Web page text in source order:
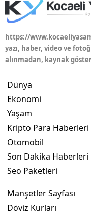
https://
yazı, haber, video ve
alınmadan, kaynak
Dünya
Ekonomi
Yaşam
Kripto Para Haberleri
Otomobil
Son Dakika Haberleri
Seo Paketleri
Manşetler Sayfası
Döviz Kurları